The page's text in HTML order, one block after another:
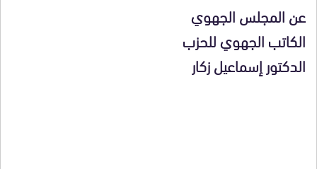
عن المجلس الجهوي
الكاتب الجهوي للحزب
الدكتور إسماعيل زكار